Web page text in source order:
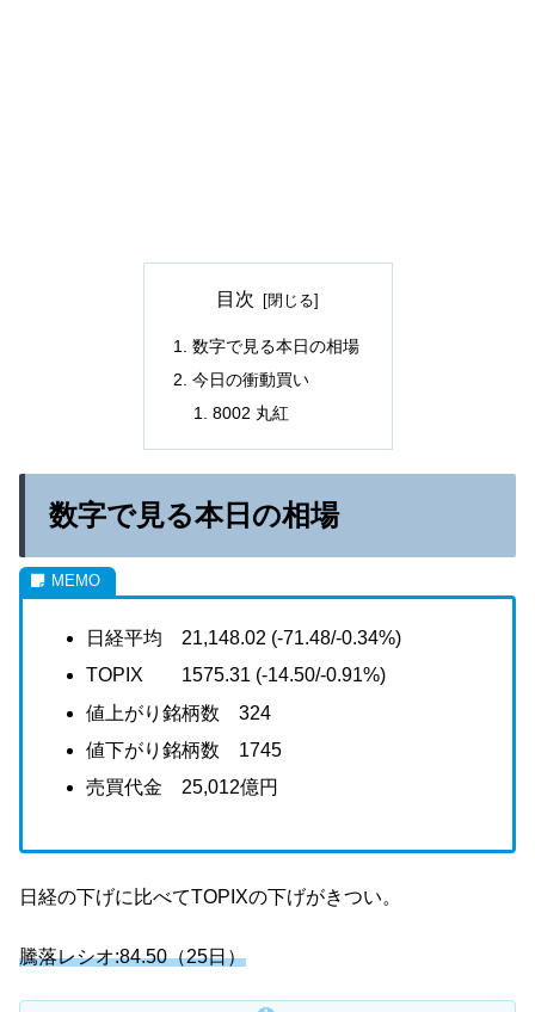
目次
数字で見る本日の相場
今日の衝動買い
8002 丸紅
数字で見る本日の相場
日経平均 21,148.02 (-71.48/-0.34%)
TOPIX 1575.31 (-14.50/-0.91%)
値上がり銘柄数 324
値下がり銘柄数 1745
売買代金 25,012億円
日経の下げに比べてTOPIXの下げがきつい。
騰落レシオ:84.50（25日）